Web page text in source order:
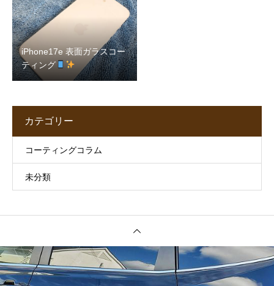
iPhone17e 表面ガラスコー
ティング
カテゴリー
コーティングコラム
未分類